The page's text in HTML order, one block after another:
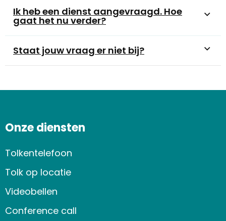
Ik heb een dienst aangevraagd. Hoe
gaat het nu verder?
Staat jouw vraag er niet bij?
Onze diensten
Tolkentelefoon
Tolk op locatie
Videobellen
Conference call